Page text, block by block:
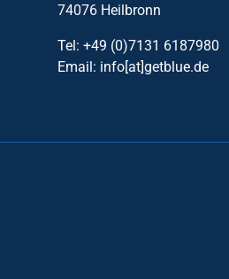
74076 Heilbronn
Tel: +49 (0)7131 6187980
Email: info[at]getblue.de